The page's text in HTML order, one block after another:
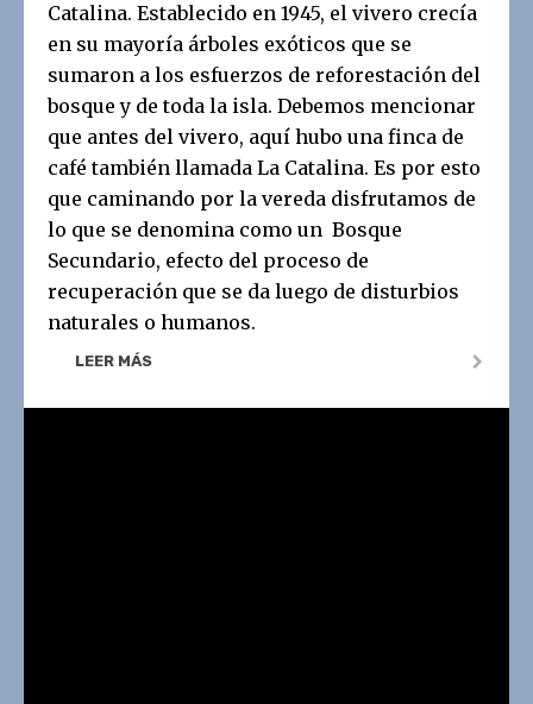
Catalina. Establecido en 1945, el vivero crecía
en su mayoría árboles exóticos que se
sumaron a los esfuerzos de reforestación del
bosque y de toda la isla. Debemos mencionar
que antes del vivero, aquí hubo una finca de
café también llamada La Catalina. Es por esto
que caminando por la vereda disfrutamos de
lo que se denomina como un Bosque
Secundario, efecto del proceso de
recuperación que se da luego de disturbios
naturales o humanos.
LEER MÁS